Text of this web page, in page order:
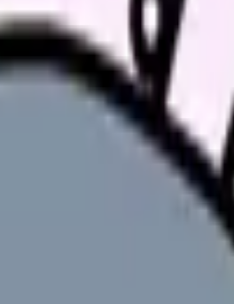
関・勤務先・各サービス公式情